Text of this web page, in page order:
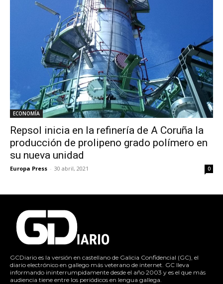
ECONOMÍA
Repsol inicia en la refinería de A Coruña la
producción de prolipeno grado polímero en
su nueva unidad
Europa Press - 30 abril, 2021 0
GCDiario es la versión en castellano de Galicia Confidencial (GC), el
diario electrónico en gallego más veterano de internet. GC lleva
informando ininterrumpidamente desde el año 2003 y es el que más
audiencia tiene entre los periódicos en lengua gallega.